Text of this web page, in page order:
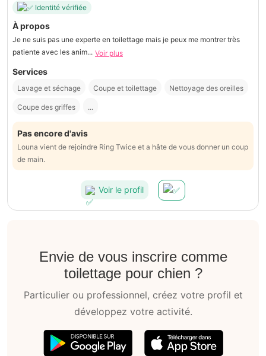
Identité vérifiée
À propos
Je ne suis pas une experte en toilettage mais je peux me montrer très
patiente avec les anim... Voir plus
Services
Lavage et séchage Coupe et toilettage Nettoyage des oreilles
Coupe des griffes ...
Pas encore d'avis
Louna vient de rejoindre Ring Twice et a hâte de vous donner un coup
de main.
Voir le profil
Envie de vous inscrire comme
toilettage pour chien ?
Particulier ou professionnel, créez votre profil et
développez votre activité.